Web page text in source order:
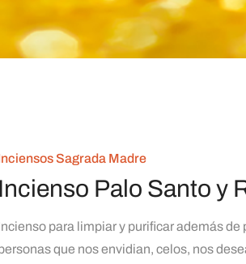
Sagrada Madre
Incienso Palo Santo y
para limpiar y purificar además de
que nos envidian, celos, nos